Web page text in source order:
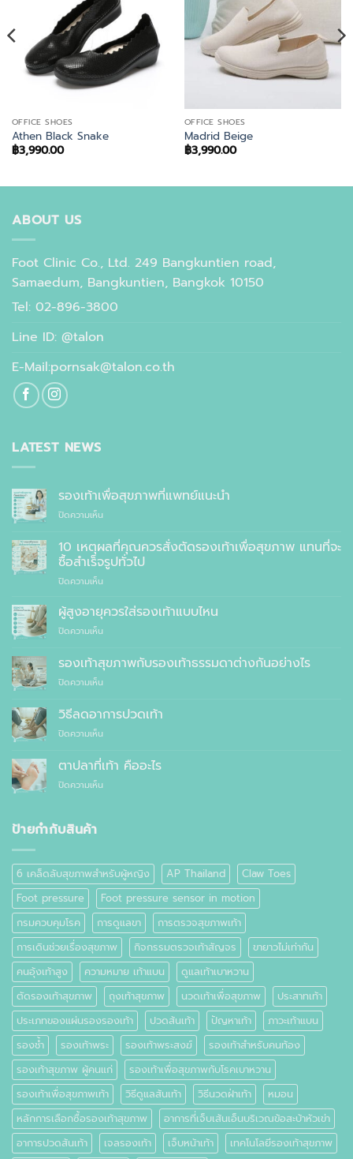
OFFICE SHOES
Athen Black Snake
฿3,990.00
OFFICE SHOES
Madrid Beige
฿3,990.00
ABOUT US
Foot Clinic Co., Ltd. 249 Bangkuntien road,
Samaedum, Bangkuntien, Bangkok 10150
Tel: 02-896-3800
Line ID: @talon
E-Mail:pornsak@talon.co.th
LATEST NEWS
รองเท้าเพื่อสุขภาพที่แพทย์แนะนำ
ปิดความเห็นบน
เพื่อ
สุขภาพ
ที่
แพทย์
10 เหตุผลที่คุณควรสั่งตัดรองเท้าเพื่อสุขภาพ แทนที่จะ
ซื้อสำเร็จรูปทั่วไป
ปิดความเห็นบน
เหตุผล
คุณ
สั่ง
ตัด
รองเท้า
สุขภาพ
สำเร็จรูป
ทั่วไป
ผู้สูงอายุควรใส่รองเท้าแบบไหน
ปิดความเห็นบน
สูง
อายุ
ควร
รองเท้า
ไหน
รองเท้าสุขภาพกับรองเท้าธรรมดาต่างกันอย่างไร
ปิดความเห็นบน
สุขภาพ
กับ
รองเท้า
ต่าง
อย่างไร
วิธีลดอาการปวดเท้า
ปิดความเห็นบน
ลด
อาการ
ปวด
ตาปลาที่เท้า คืออะไร
ปิดความเห็นบน
ป้ายกำกับสินค้า
6 เคล็ดลับสุขภาพสำหรับผู้หญิง AP Thailand
Claw Toes
Foot pressure
Foot pressure sensor in motion
กรมควบคุมโรค
การดูแลขา
การตรวจสุขภาพเท้า
การเดินช่วยเรื่องสุขภาพ
กิจกรรมตรวจเท้าสัญจร
ขายาวไม่เท่ากัน
คนอุ้งเท้าสูง
ความหมาย เท้าแบน
ดูแลเท้าเบาหวาน
ตัดรองเท้าสุขภาพ
ถุงเท้าสุขภาพ นวดเท้าเพื่อสุขภาพ
ประสาทเท้า
ประเภทของแผ่นรองรองเท้า
ปวดส้นเท้า ปัญหาเท้า
ภาวะเท้าแบน
รองช้ำ
รองเท้าพระ รองเท้าพระสงฆ์
รองเท้าสำหรับคนท้อง
รองเท้าสุขภาพ ผู้คนแก่
รองเท้าเพื่อสุขภาพกับโรคเบาหวาน
รองเท้าเพื่อสุขภาพเท้า
วิธีดูแลส้นเท้า วิธีนวดฝ่าเท้า
หมอน
หลักการเลือกซื้อรองเท้าสุขภาพ
อาการที่เจ็บเส้นเอ็นบริเวณข้อสะบ้าหัวเข่า
อาการปวดส้นเท้า
เจลรองเท้า เจ็บหน้าเท้า เทคโนโลยีรองเท้าสุขภาพ